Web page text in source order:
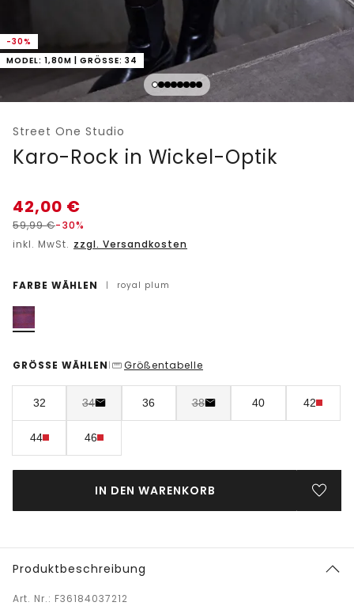
-30%
MODEL: 1,80M | GRÖSSE: 34
Street One Studio
Karo-Rock in Wickel-Optik
42,00 €
59,99€-30%
inkl. MwSt. zzgl. Versandkosten
FARBE WÄHLEN | royal plum
GRÖSSE WÄHLEN | Größentabelle
32 34 36 38 40 42
44 46
IN DEN WARENKORB
Produktbeschreibung
Art. Nr.: F36184037212